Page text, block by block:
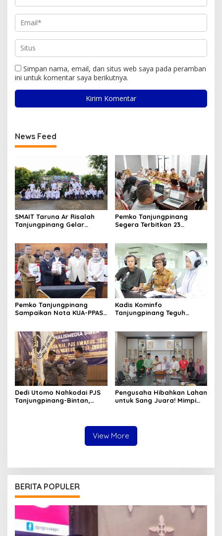
Simpan nama, email, dan situs web saya pada peramban
ini untuk komentar saya berikutnya.
News Feed
SMAIT Taruna Ar Risalah
Tanjungpinang Gelar
Kepemimpinan
Pemko Tanjungpinang
Segera Terbitkan 23
Pemko Tanjungpinang
Sampaikan Nota KUA-PPAS
Kadis Kominfo
Tanjungpinang Teguh
Pemerintah
Dedi Utomo Nahkodai PJS
Tanjungpinang-Bintan,
Pengusaha Hibahkan Lahan
untuk Sang Juara! Mimpi
View More
BERITA POPULER